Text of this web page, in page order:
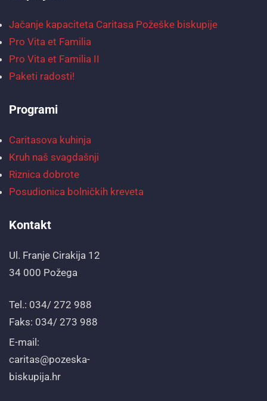
Jačanje kapaciteta Caritasa Požeške biskupije
Pro Vita et Familia
Pro Vita et Familia II
Paketi radosti!
Programi
Caritasova kuhinja
Kruh naš svagdašnji
Riznica dobrote
Posudionica bolničkih kreveta
Kontakt
Ul. Franje Cirakija 12
34 000 Požega
Tel.: 034/ 272 988
Faks: 034/ 273 988
E-mail:
caritas@pozeska-
biskupija.hr